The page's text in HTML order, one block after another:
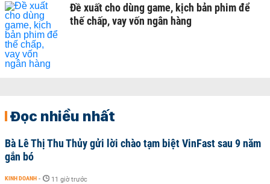
Đề xuất cho dùng game, kịch bản phim để
thế chấp, vay vốn ngân hàng
Đọc nhiều nhất
Bà Lê Thị Thu Thủy gửi lời chào tạm biệt VinFast sau 9 năm
gắn bó
KINH DOANH - 11 giờ trước